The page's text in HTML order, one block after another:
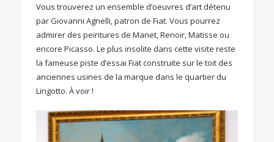
Vous trouverez un ensemble d’oeuvres d’art détenu
par Giovanni Agnelli, patron de Fiat. Vous pourrez
admirer des peintures de Manet, Renoir, Matisse ou
encore Picasso. Le plus insolite dans cette visite reste
la fameuse piste d’essai Fiat construite sur le toit des
anciennes usines de la marque dans le quartier du
Lingotto. À voir !